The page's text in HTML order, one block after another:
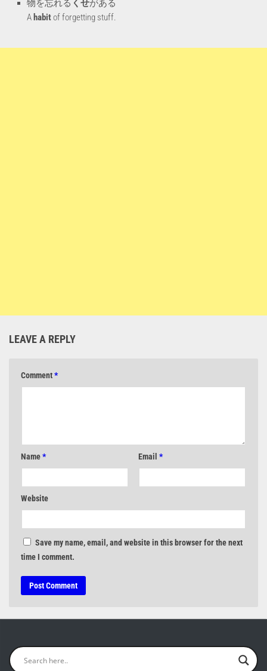
物を忘れる くせがある
A habitof forgetting stuff.
LEAVE A REPLY
Comment*
Name* Email *
Website
Save my name, email, and website in this browser for the next
time I comment.